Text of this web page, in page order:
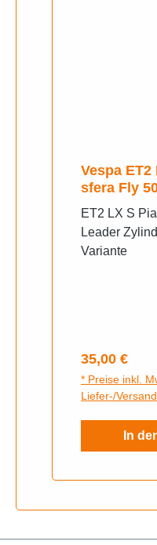
Vespa
sfera Fly
Zylinder.
ET2 LX S
Leader
Variante
Regulärer
35,00 €
* Preise inkl.
Liefer-/
In